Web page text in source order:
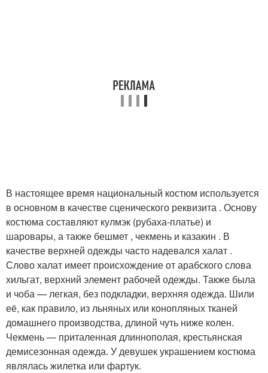
В настоящее время национальный костюм используется
в основном в качестве сценического реквизита . Основу
костюма составляют кулмэк (рубаха-платье) и
шаровары, а также бешмет , чекмень и казакин . В
качестве верхней одежды часто надевался халат .
Слово халат имеет происхождение от арабского слова
хильгат, верхний элемент рабочей одежды. Также была
и чоба — легкая, без подкладки, верхняя одежда. Шили
её, как правило, из льняных или конопляных тканей
домашнего производства, длиной чуть ниже колен.
Чекмень — приталенная длиннополая, крестьянская
демисезонная одежда. У девушек украшением костюма
являлась жилетка или фартук.